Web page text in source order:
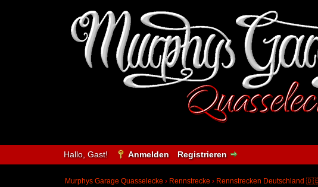
Hallo, Gast! Anmelden Registrieren
Murphys Garage Quasselecke › Rennstrecke › Rennstrecken Deutschland